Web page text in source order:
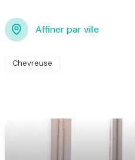
Affiner par ville
Chevreuse